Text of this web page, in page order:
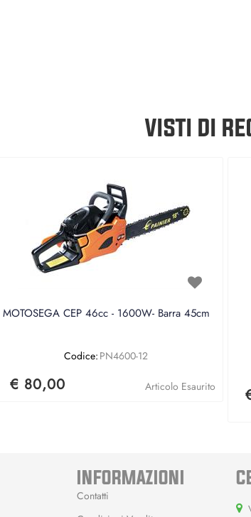
VISTI DI
MOTOSEGA CEP 46cc - 1600W- Barra 45cm
Codice: PN4600-12
€ 80,00 Articolo Esaurito
INFORMAZIONI
Contatti